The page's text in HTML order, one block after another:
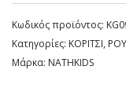
Κωδικός προϊόντος:
Κατηγορίες: ΚΟΡΙΤΣΙ,
Μάρκα: NATHKIDS